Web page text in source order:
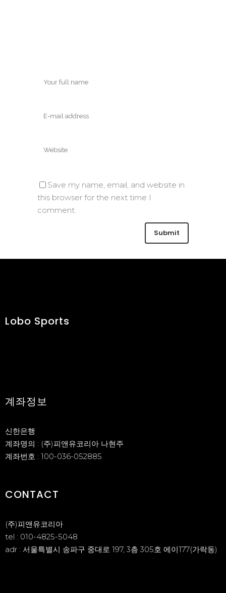
Save my name, email, and website in
this browser for the next time I
comment.
Lobo Sports
계좌정보
신한은행
계좌명의 : (주)피앤유코리아 나현주
계좌번호 : 100-036-052885
CONTACT
(주)피앤유코리아
tel : 010-4825-5048
adr : 서울특별시 송파구 중대로 197, 3층 305호 에이177(가락동)